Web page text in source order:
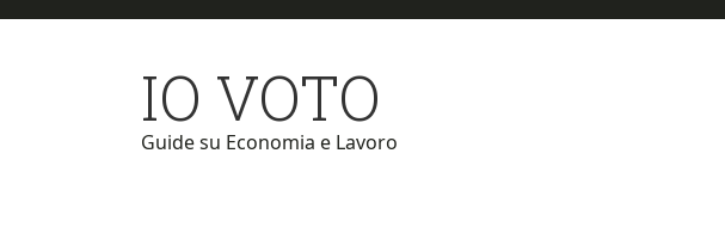
Skip
Skip
IO VOTO
Guide su Economia e Lavoro